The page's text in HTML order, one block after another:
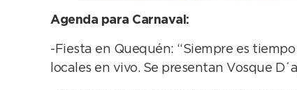
Agenda para Carnaval:
-Fiesta en Quequén: “Siempre es
locales en vivo. Se presentan Vosque